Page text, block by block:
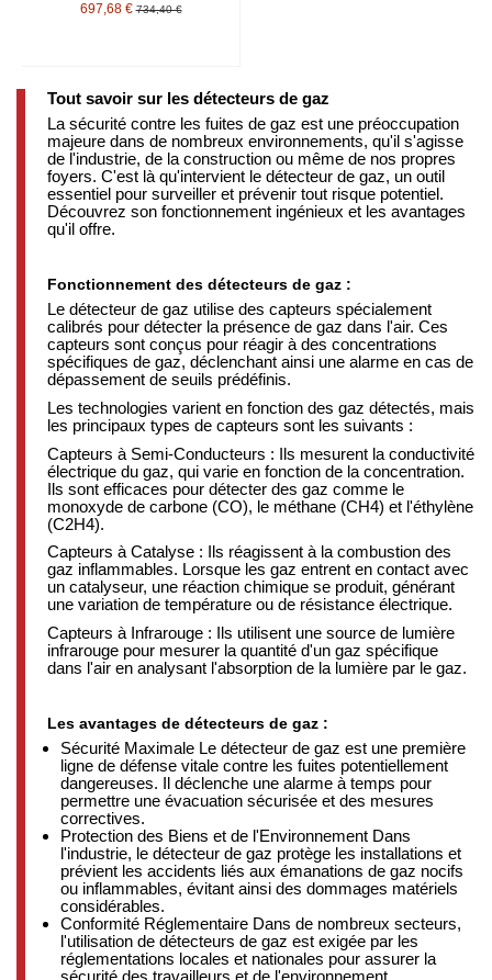
697,68 € 734,40 €
Tout savoir sur les détecteurs de gaz
La sécurité contre les fuites de gaz est une préoccupation
majeure dans de nombreux environnements, qu'il s'agisse
de l'industrie, de la construction ou même de nos propres
foyers. C'est là qu'intervient le détecteur de gaz, un outil
essentiel pour surveiller et prévenir tout risque potentiel.
Découvrez son fonctionnement ingénieux et les avantages
qu'il offre.
Fonctionnement des détecteurs de gaz :
Le détecteur de gaz utilise des capteurs spécialement
calibrés pour détecter la présence de gaz dans l'air. Ces
capteurs sont conçus pour réagir à des concentrations
spécifiques de gaz, déclenchant ainsi une alarme en cas de
dépassement de seuils prédéfinis.
Les technologies varient en fonction des gaz détectés, mais
les principaux types de capteurs sont les suivants :
Capteurs à Semi-Conducteurs : Ils mesurent la conductivité
électrique du gaz, qui varie en fonction de la concentration.
Ils sont efficaces pour détecter des gaz comme le
monoxyde de carbone (CO), le méthane (CH4) et l'éthylène
(C2H4).
Capteurs à Catalyse : Ils réagissent à la combustion des
gaz inflammables. Lorsque les gaz entrent en contact avec
un catalyseur, une réaction chimique se produit, générant
une variation de température ou de résistance électrique.
Capteurs à Infrarouge : Ils utilisent une source de lumière
infrarouge pour mesurer la quantité d'un gaz spécifique
dans l'air en analysant l'absorption de la lumière par le gaz.
Les avantages de détecteurs de gaz :
Sécurité Maximale Le détecteur de gaz est une première
ligne de défense vitale contre les fuites potentiellement
dangereuses. Il déclenche une alarme à temps pour
permettre une évacuation sécurisée et des mesures
correctives.
Protection des Biens et de l'Environnement Dans
l'industrie, le détecteur de gaz protège les installations et
prévient les accidents liés aux émanations de gaz nocifs
ou inflammables, évitant ainsi des dommages matériels
considérables.
Conformité Réglementaire Dans de nombreux secteurs,
l'utilisation de détecteurs de gaz est exigée par les
réglementations locales et nationales pour assurer la
sécurité des travailleurs et de l'environnement.